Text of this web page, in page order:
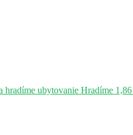
hradíme ubytovanie Hradíme